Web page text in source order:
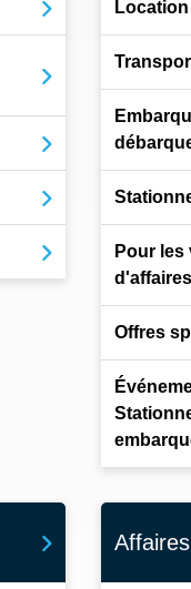
Pour
d'affaires
Offres
Affaires